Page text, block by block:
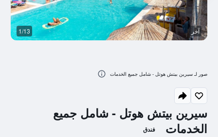
سيرين بيتش هوتل - شامل جميع
الخدمات
فندق
آخر 1/13
صور لـ سيرين بيتش هوتل - شامل جميع الخدمات